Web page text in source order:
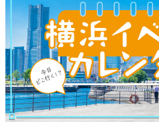
観光ガイド